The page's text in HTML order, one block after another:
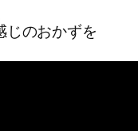
じのおかずを